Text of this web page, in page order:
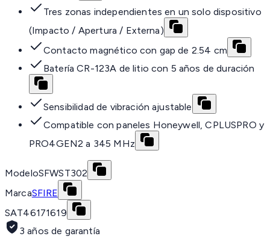
Tres zonas independientes en un solo dispositivo
(Impacto / Apertura / Externa)
Contacto magnético con gap de 2.54 cm
Batería CR-123A de litio con 5 años de duración
Sensibilidad de vibración ajustable
Compatible con paneles Honeywell, CPLUSPRO y
PRO4GEN2 a 345 MHz
ModeloSFWST302
MarcaSFIRE
SAT46171619
3 años de garantía